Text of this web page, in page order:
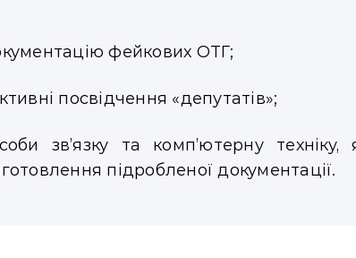
фейкових ОТГ;
посвідчення «депутатів»;
зв’язку та комп’ютерну
підробленої документації.